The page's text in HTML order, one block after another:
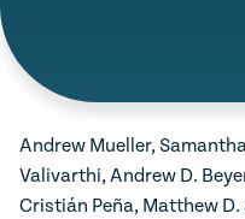
Andrew Mueller,
Valivarthi, Andrew D.
Cristián Peña, Matthew